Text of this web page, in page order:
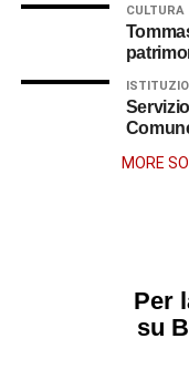
CULTURA
MORE
Per
su